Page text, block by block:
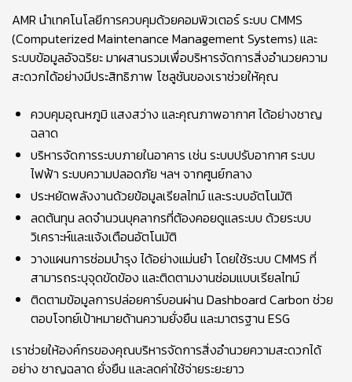
AMR นำเทคโนโลยีการควบคุมด้วยคอมพิวเตอร์ ระบบ CMMS
(Computerized Maintenance Management Systems) และ
ระบบข้อมูลอัจฉริยะ มาผสานรวมเพื่อบริหารจัดการสิ่งอำนวยความ
สะดวกได้อย่างมีประสิทธิภาพ โซลูชันของเราช่วยให้คุณ
ควบคุมอุณหภูมิ แสงสว่าง และคุณภาพอากาศ ได้อย่างชาญ
ฉลาด
บริหารจัดการระบบภายในอาคาร เช่น ระบบปรับอากาศ ระบบ
ไฟฟ้า ระบบความปลอดภัย ฯลฯ จากศูนย์กลาง
ประหยัดพลังงานด้วยข้อมูลเรียลไทม์ และระบบอัตโนมัติ
ลดต้นทุน ลดจำนวนบุคลากรที่ต้องคอยดูแลระบบ ด้วยระบบ
วิเคราะห์และแจ้งเตือนอัตโนมัติ
วางแผนการซ่อมบำรุง ได้อย่างแม่นยำ โดยใช้ระบบ CMMS ที่
สามารถระบุจุดขัดข้อง และติดตามงานซ่อมแบบเรียลไทม์
ติดตามข้อมูลการปล่อยคาร์บอนผ่าน Dashboard Carbon ช่วย
ตอบโจทย์เป้าหมายด้านความยั่งยืน และมาตรฐาน ESG
เราช่วยให้องค์กรของคุณบริหารจัดการสิ่งอำนวยความสะดวกได้
อย่าง ชาญฉลาด ยั่งยืน และลดค่าใช้จ่ายระยะยาว